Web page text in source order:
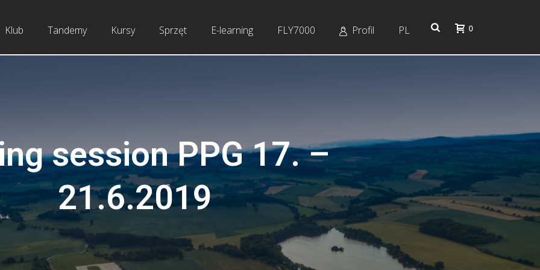
Klub Tandemy Kursy Sprzęt E-learning FLY7000 Profil PL 0
session PPG 17. –
21.6.2019